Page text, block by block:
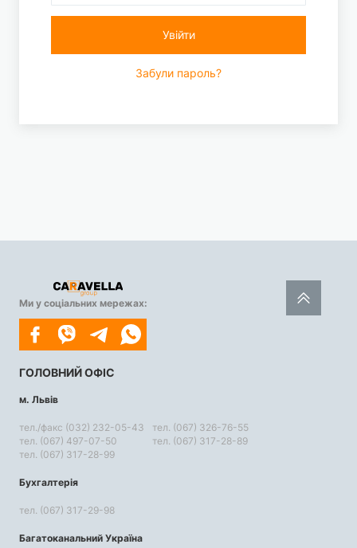
Увійти
Забули пароль?
Ми у соціальних мережах:
ГОЛОВНИЙ ОФІС
м. Львів
тел./факс (032) 232-05-43
тел. (067) 497-07-50
тел. (067) 317-28-99
тел. (067) 326-76-55
тел. (067) 317-28-89
Бухгалтерія
тел. (067) 317-29-98
Багатоканальний Україна